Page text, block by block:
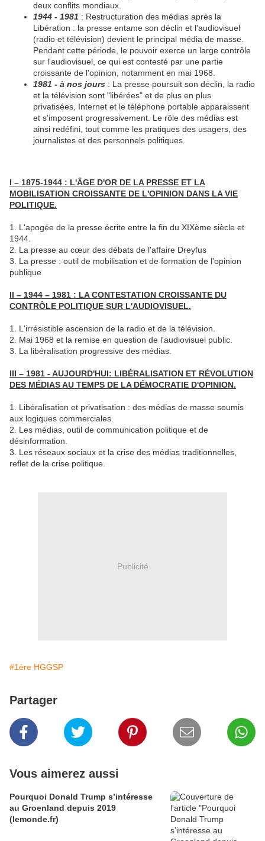
deux conflits mondiaux.
1944 - 1981 : Restructuration des médias après la
Libération : la presse entame son déclin et l'audiovisuel
(radio et télévision) devient le principal média de masse.
Pendant cette période, le pouvoir exerce un large contrôle
sur l'audiovisuel, ce qui est contesté par une partie
croissante de l'opinion, notamment en mai 1968.
1981 - à nos jours : La presse poursuit son déclin, la radio
et la télévision sont "libérées" et de plus en plus
privatisées, Internet et le téléphone portable apparaissent
et s'imposent progressivement. Le rôle des médias est
ainsi redéfini, tout comme les pratiques des usagers, des
journalistes et des personnels politiques.
I – 1875-1944 : L'ÂGE D'OR DE LA PRESSE ET LA
MOBILISATION CROISSANTE DE L'OPINION DANS LA VIE
POLITIQUE.
1. L'apogée de la presse écrite entre la fin du XIXème siècle et
1944.
2. La presse au cœur des débats de l'affaire Dreyfus
3. La presse : outil de mobilisation et de formation de l'opinion
publique
II – 1944 – 1981 : LA CONTESTATION CROISSANTE DU
CONTRÔLE POLITIQUE SUR L'AUDIOVISUEL.
1. L'irrésistible ascension de la radio et de la télévision.
2. Mai 1968 et la remise en question de l'audiovisuel public.
3. La libéralisation progressive des médias.
III – 1981 - AUJOURD'HUI: LIBÉRALISATION ET RÉVOLUTION
DES MÉDIAS AU TEMPS DE LA DÉMOCRATIE D'OPINION.
1. Libéralisation et privatisation : des médias de masse soumis
aux logiques commerciales.
2. Les médias, outil de communication politique et de
désinformation.
3. Les réseaux sociaux et la crise des médias traditionnelles,
reflet de la crise politique.
Publicité
#1ère HGGSP
Partager
Vous aimerez aussi
Pourquoi Donald Trump s’intéresse
au Groenland depuis 2019
(lemonde.fr)